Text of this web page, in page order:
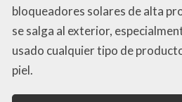
bloqueadores solares de alta
se salga al exterior,
usado cualquier tipo de
piel.